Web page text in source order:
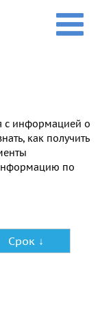
с информацией о
как получить
по
Срок ↓